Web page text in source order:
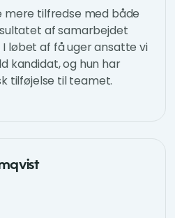
tilfredse med både
af samarbejdet
løbet af få uger ansatte vi
kandidat, og hun har
tilføjelse til teamet.